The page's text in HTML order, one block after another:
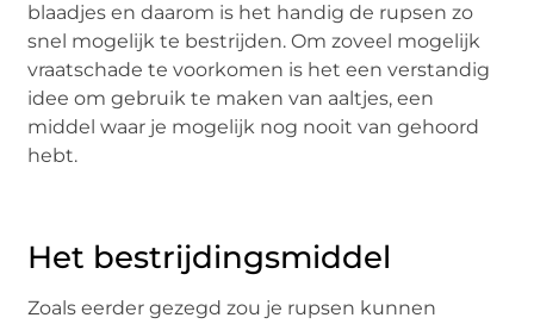
blaadjes en daarom is het handig de rupsen zo
snel mogelijk te bestrijden. Om zoveel mogelijk
vraatschade te voorkomen is het een verstandig
idee om gebruik te maken van aaltjes, een
middel waar je mogelijk nog nooit van gehoord
hebt.
Het bestrijdingsmiddel
Zoals eerder gezegd zou je rupsen kunnen